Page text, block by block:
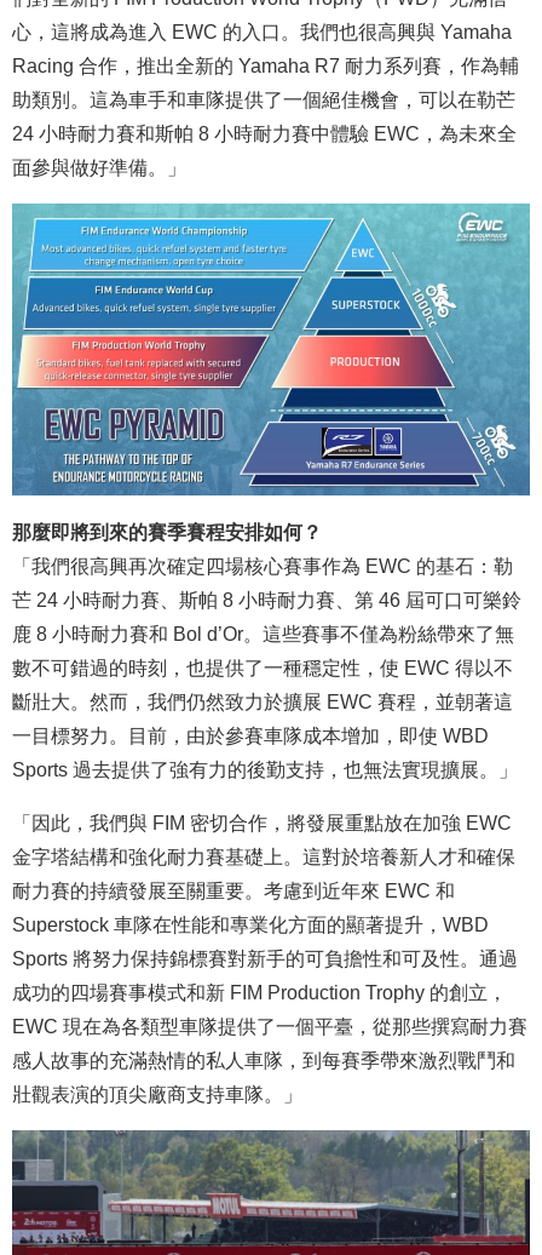
心，這將成為進入 EWC 的入口。我們也很高興與 Yamaha
Racing 合作，推出全新的 Yamaha R7 耐力系列賽，作為輔
助類別。這為車手和車隊提供了一個絕佳機會，可以在勒芒
24 小時耐力賽和斯帕 8 小時耐力賽中體驗 EWC，為未來全
面參與做好準備。」
那麼即將到來的賽季賽程安排如何？
「我們很高興再次確定四場核心賽事作為 EWC 的基石：勒
芒 24 小時耐力賽、斯帕 8 小時耐力賽、第 46 屆可口可樂鈴
鹿 8 小時耐力賽和 Bol d’Or。這些賽事不僅為粉絲帶來了無
數不可錯過的時刻，也提供了一種穩定性，使 EWC 得以不
斷壯大。然而，我們仍然致力於擴展 EWC 賽程，並朝著這
一目標努力。目前，由於參賽車隊成本增加，即使 WBD
Sports 過去提供了強有力的後勤支持，也無法實現擴展。」
「因此，我們與 FIM 密切合作，將發展重點放在加強 EWC
金字塔結構和強化耐力賽基礎上。這對於培養新人才和確保
耐力賽的持續發展至關重要。考慮到近年來 EWC 和
Superstock 車隊在性能和專業化方面的顯著提升，WBD
Sports 將努力保持錦標賽對新手的可負擔性和可及性。通過
成功的四場賽事模式和新 FIM Production Trophy 的創立，
EWC 現在為各類型車隊提供了一個平臺，從那些撰寫耐力賽
感人故事的充滿熱情的私人車隊，到每賽季帶來激烈戰鬥和
壯觀表演的頂尖廠商支持車隊。」